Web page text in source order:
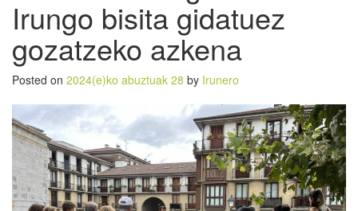
Irungo bisita gidatuez
gozatzeko azkena
Posted on 2024(e)ko abuztuak 28 by Irunero